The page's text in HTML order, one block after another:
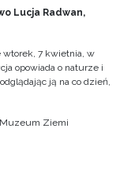
Lucja Radwan,
wtorek, 7 kwietnia, w
opowiada o naturze i
ją na co dzień,
Muzeum Ziemi